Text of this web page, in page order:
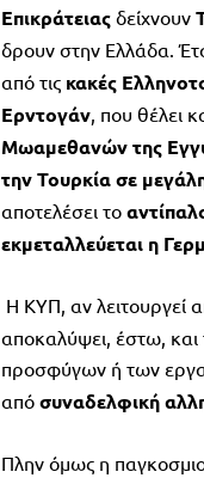
Επικράτειας δείχνουν
δρουν στην Ελλάδα.
από τις κακές
Ερντογάν, που θέλει
Μωαμεθανών της
την Τουρκία σε
αποτελέσει το
εκμεταλλεύεται η
Η ΚΥΠ, αν λειτουργεί
αποκαλύψει, έστω,
προσφύγων ή των
από συναδελφική
Πλην όμως η